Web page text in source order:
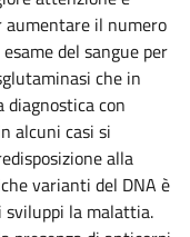
aumentare il numero
del sangue per
che in
con
alcuni casi si
alla
varianti del DNA è
sviluppi la malattia.